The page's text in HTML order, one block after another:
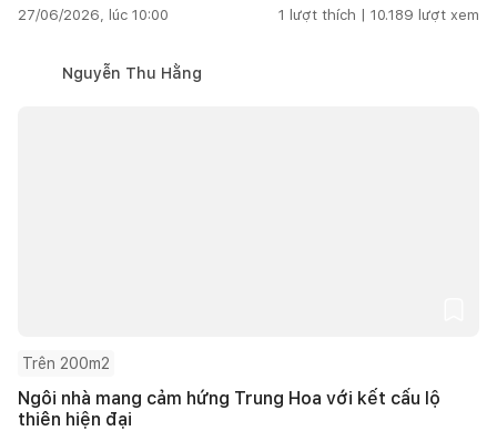
27/06/2026, lúc 10:00 1 lượt thích | 10.189 lượt xem
Nguyễn Thu Hằng
Trên 200m2
Ngôi nhà mang cảm hứng Trung Hoa với kết cấu lộ
thiên hiện đại